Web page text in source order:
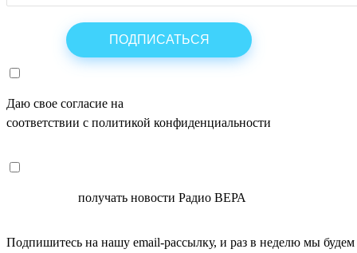
Даю свое согласие на
соответствии с политикой конфиденциальности
получать новости Радио ВЕРА
Подпишитесь на нашу email-рассылку, и раз в неделю мы будем